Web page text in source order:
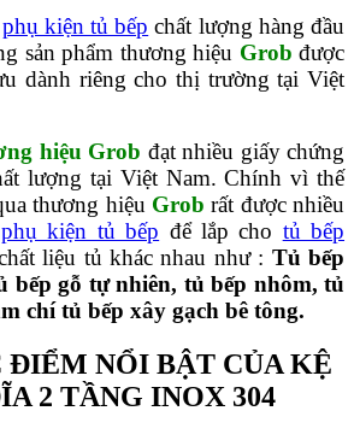
phụ kiện tủ bếp chất lượng hàng đầu
sản phẩm thương hiệu Grob được
dành riêng cho thị trường tại Việt
hiệu Grob đạt nhiều giấy chứng
lượng tại Việt Nam. Chính vì thế
thương hiệu Grob rất được nhiều
phụ kiện tủ bếp để lắp cho tủ bếp
liệu tủ khác nhau như : Tủ bếp
bếp gỗ tự nhiên, tủ bếp nhôm, tủ
chí tủ bếp xây gạch bê tông.
ĐIỂM NỔI BẬT CỦA KỆ
2 TẦNG INOX 304